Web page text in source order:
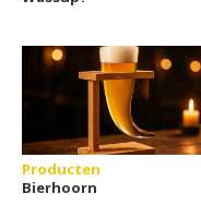
Producten
Bierhoorn